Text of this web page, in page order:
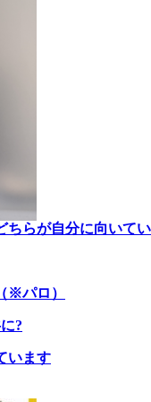
らが自分に向いて
※パロ）
?
います